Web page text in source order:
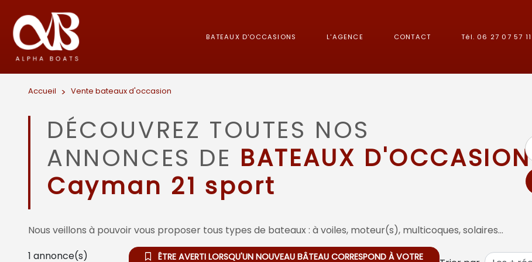
BATEAUX D'OCCASIONS L'AGENCE CONTACT Tél. 06 27 07 57 11
Accueil > Vente bateaux d'occasion
DÉCOUVREZ TOUTES NOS
ANNONCES DE BATEAUX D'OCCASION
Cayman 21 sport
Nous veillons à pouvoir vous proposer tous types de bateaux : à voiles, moteur(s), multicoques, solaires…
1 annonce(s)
ÊTRE AVERTI LORSQU'UN NOUVEAU BÂTEAU CORRESPOND À VOTRE